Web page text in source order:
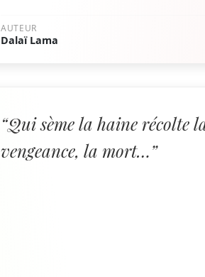
AUTEUR
Dalaï Lama
“Qui sème la haine récolte
vengeance, la mort…”